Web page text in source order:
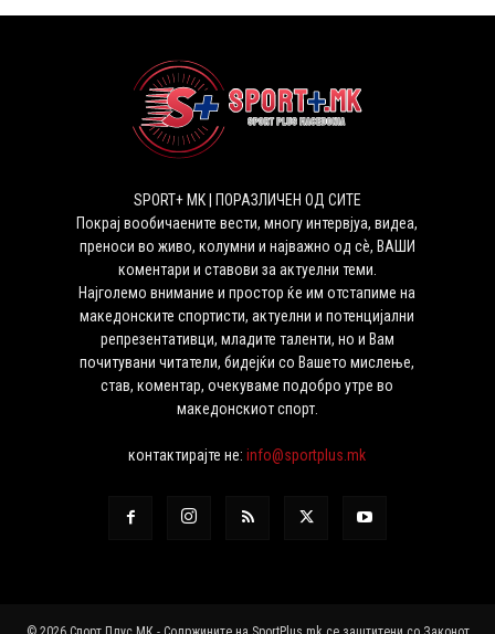
SPORT+ MK | ПОРАЗЛИЧЕН ОД СИТЕ
Покрај вообичаените вести, многу интервјуа, видеа,
преноси во живо, колумни и најважно од сѐ, ВАШИ
коментари и ставови за актуелни теми.
Најголемо внимание и простор ќе им отстапиме на
македонските спортисти, актуелни и потенцијални
репрезентативци, младите таленти, но и Вам
почитувани читатели, бидејќи со Вашето мислење,
став, коментар, очекуваме подобро утре во
македонскиот спорт.
контактирајте не:info@sportplus.mk